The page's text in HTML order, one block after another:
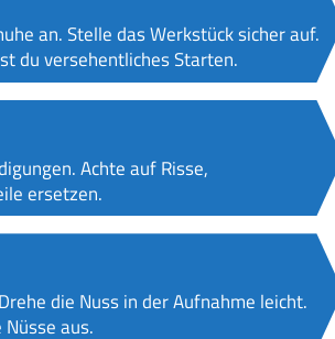
an. Stelle das Werkstück sicher auf.
du versehentliches Starten.
Achte auf Risse,
ersetzen.
die Nuss in der Aufnahme leicht.
aus.